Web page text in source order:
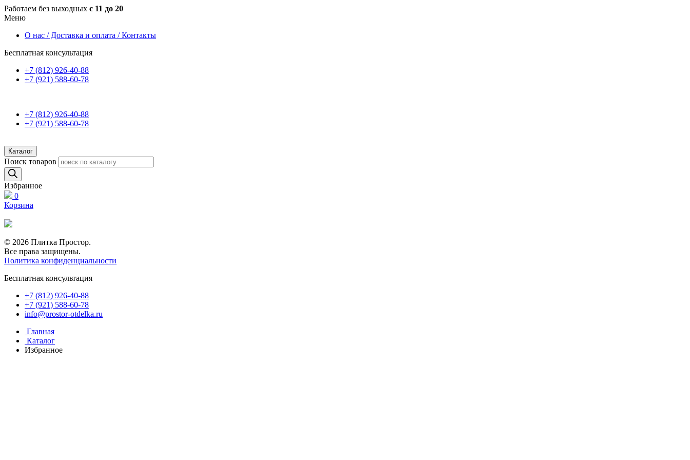
Работаем без выходных с 11 до 20
Меню
О нас / Доставка и оплата / Контакты
Бесплатная консультация
+7 (812) 926-40-88
+7 (921) 588-60-78
+7 (812) 926-40-88
+7 (921) 588-60-78
Каталог
Поиск товаров
Избранное
0
Корзина
© 2026 Плитка Простор.
Все права защищены.
Политика конфиденциальности
Бесплатная консультация
+7 (812) 926-40-88
+7 (921) 588-60-78
info@prostor-otdelka.ru
Главная
Каталог
Избранное